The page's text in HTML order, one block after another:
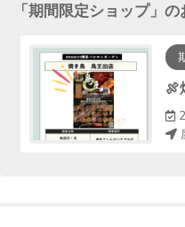
「期間限定ショップ」の
🍖